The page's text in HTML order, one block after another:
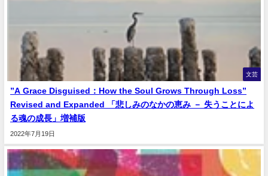
文芸
”A Grace Disguised：How the Soul Grows Through Loss”
Revised and Expanded 「悲しみのなかの恵み － 失うことによ
る魂の成長」増補版
2022年7月19日